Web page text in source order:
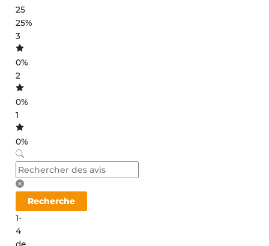
25
25%
3
0%
2
0%
1
0%
Recherche
1-
4
de